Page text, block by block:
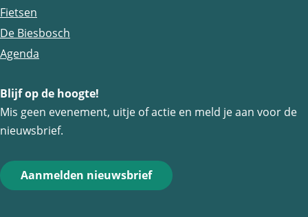
a
o
p
a
c
e
o
o
o
-
m
a
l
h
a
A
p
Fietsen
De Biesbosch
Agenda
Blijf op de hoogte!
Mis geen evenement, uitje of actie en meld je aan voor de
nieuwsbrief.
Aanmelden nieuwsbrief